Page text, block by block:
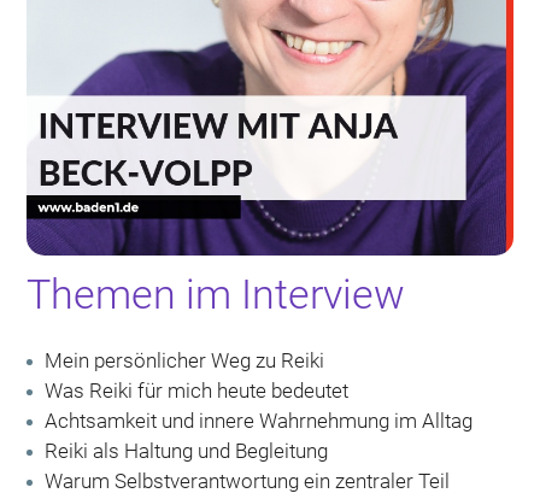
Themen im Interview
Mein persönlicher Weg zu Reiki
Was Reiki für mich heute bedeutet
Achtsamkeit und innere Wahrnehmung im Alltag
Reiki als Haltung und Begleitung
Warum Selbstverantwortung ein zentraler Teil